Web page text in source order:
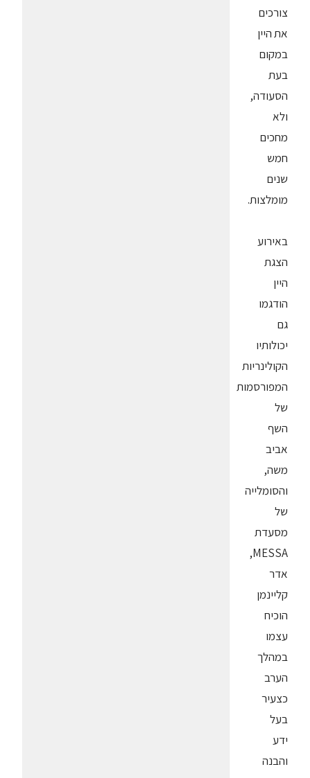
צורכים
את היין
במקום
בעת
הסעודה,
ולא
מחכים
חמש
שנים
מומלצות.
באירוע
הצגת
היין
הודגמו
גם
יכולותיו
הקולינריות
המפורסמות
של
השף
אביב
משה,
והסומלייה
של
מסעדת
MESSA,
אדר
קליינמן
הוכיח
עצמו
במהלך
הערב
כצעיר
בעל
ידע
והבנה